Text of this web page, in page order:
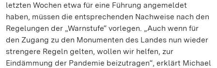
letzten Wochen etwa für eine Führung angemeldet
haben, müssen die entsprechenden Nachweise nach den
Regelungen der „Warnstufe“ vorlegen. „Auch wenn für
den Zugang zu den Monumenten des Landes nun wieder
strengere Regeln gelten, wollen wir helfen, zur
Eindämmung der Pandemie beizutragen“, erklärt Michael